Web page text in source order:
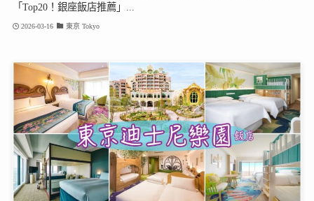
「Top20！銀座飯店推薦」...
2026-03-16 東京 Tokyo